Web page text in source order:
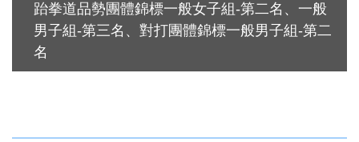
跆拳道品勢團體錦標一般女子組-第二名、一般
男子組-第三名、對打團體錦標一般男子組-第二
名